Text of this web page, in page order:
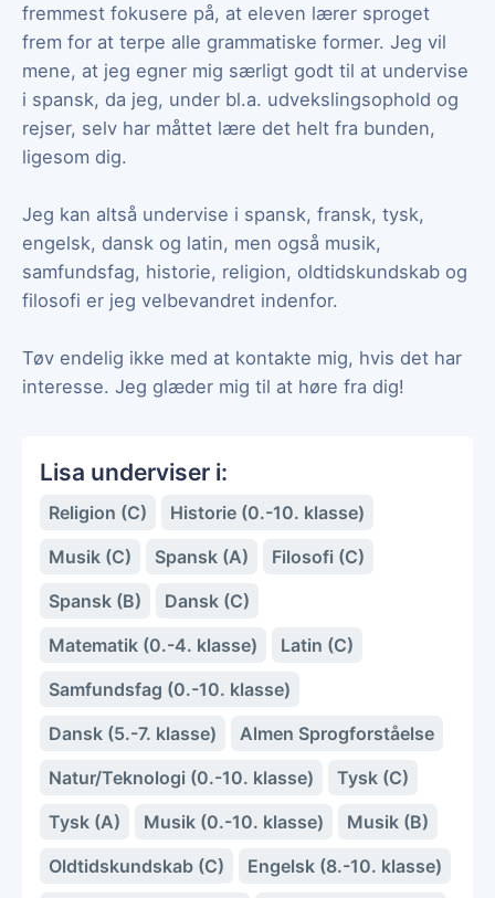
fremmest fokusere på, at eleven lærer sproget
frem for at terpe alle grammatiske former. Jeg vil
mene, at jeg egner mig særligt godt til at undervise
i spansk, da jeg, under bl.a. udvekslingsophold og
rejser, selv har måttet lære det helt fra bunden,
ligesom dig.
Jeg kan altså undervise i spansk, fransk, tysk,
engelsk, dansk og latin, men også musik,
samfundsfag, historie, religion, oldtidskundskab og
filosofi er jeg velbevandret indenfor.
Tøv endelig ikke med at kontakte mig, hvis det har
interesse. Jeg glæder mig til at høre fra dig!
Lisa underviser i:
Religion (C)
Historie (0.-10. klasse)
Musik (C)
Spansk (A)
Filosofi (C)
Spansk (B)
Dansk (C)
Matematik (0.-4. klasse)
Latin (C)
Samfundsfag (0.-10. klasse)
Dansk (5.-7. klasse)
Almen Sprogforståelse
Natur/Teknologi (0.-10. klasse)
Tysk (C)
Tysk (A)
Musik (0.-10. klasse)
Musik (B)
Oldtidskundskab (C)
Engelsk (8.-10. klasse)